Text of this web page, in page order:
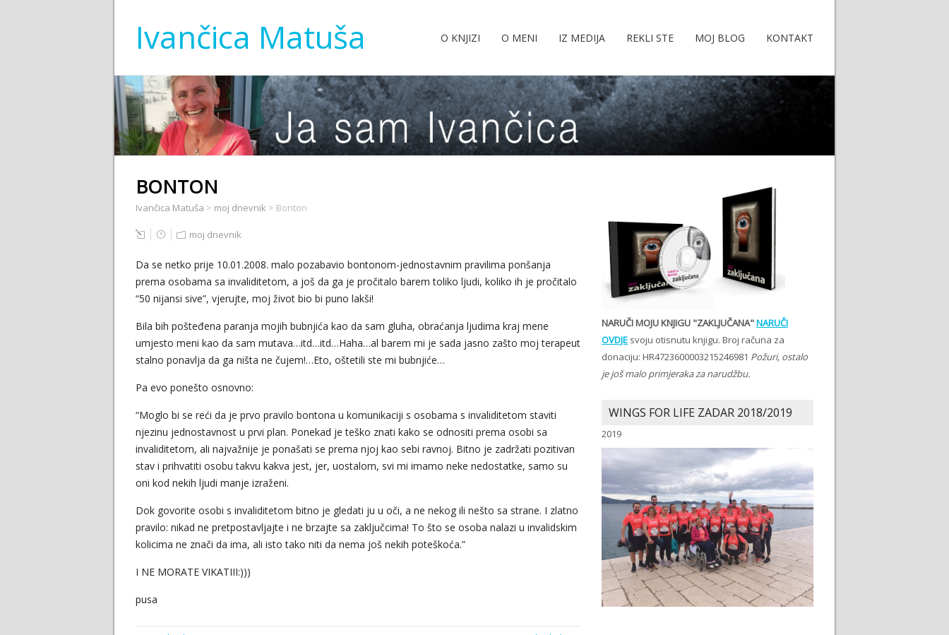
Ivančica Matuša O KNJIZI O MENI IZ MEDIJA REKLI STE MOJ BLOG KONTAKT
BONTON
Ivančica Matuša > moj dnevnik > Bonton
moj dnevnik
Da se netko prije 10.01.2008. malo pozabavio bontonom-jednostavnim pravilima ponšanja
prema osobama sa invaliditetom, a još da ga je pročitalo barem toliko ljudi, koliko ih je pročitalo
“50 nijansi sive”, vjerujte, moj život bio bi puno lakši!
Bila bih pošteđena paranja mojih bubnjića kao da sam gluha, obraćanja ljudima kraj mene
umjesto meni kao da sam mutava…itd…itd…Haha…al barem mi je sada jasno zašto moj terapeut
stalno ponavlja da ga ništa ne čujem!…Eto, oštetili ste mi bubnjiće…
Pa evo ponešto osnovno:
“Moglo bi se reći da je prvo pravilo bontona u komunikaciji s osobama s invaliditetom staviti
njezinu jednostavnost u prvi plan. Ponekad je teško znati kako se odnositi prema osobi sa
invaliditetom, ali najvažnije je ponašati se prema njoj kao sebi ravnoj. Bitno je zadržati pozitivan
stav i prihvatiti osobu takvu kakva jest, jer, uostalom, svi mi imamo neke nedostatke, samo su
oni kod nekih ljudi manje izraženi.
Dok govorite osobi s invaliditetom bitno je gledati ju u oči, a ne nekog ili nešto sa strane. I zlatno
pravilo: nikad ne pretpostavljajte i ne brzajte sa zaključcima! To što se osoba nalazi u invalidskim
kolicima ne znači da ima, ali isto tako niti da nema još nekih poteškoća.”
I NE MORATE VIKATIII:)))
pusa
NARUČI MOJU KNJIGU "ZAKLJUČANA"NARUČI
OVDJE svoju otisnutu knjigu. Broj računa za
donaciju: HR4723600003215246981 Požuri, ostalo
je još malo primjeraka za narudžbu.
WINGS FOR LIFE ZADAR 2018/2019
2019